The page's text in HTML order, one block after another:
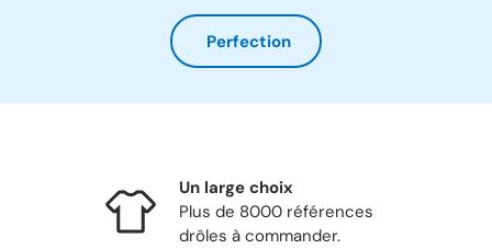
Perfection
Un large choix
Plus de 8000 références
drôles à commander.